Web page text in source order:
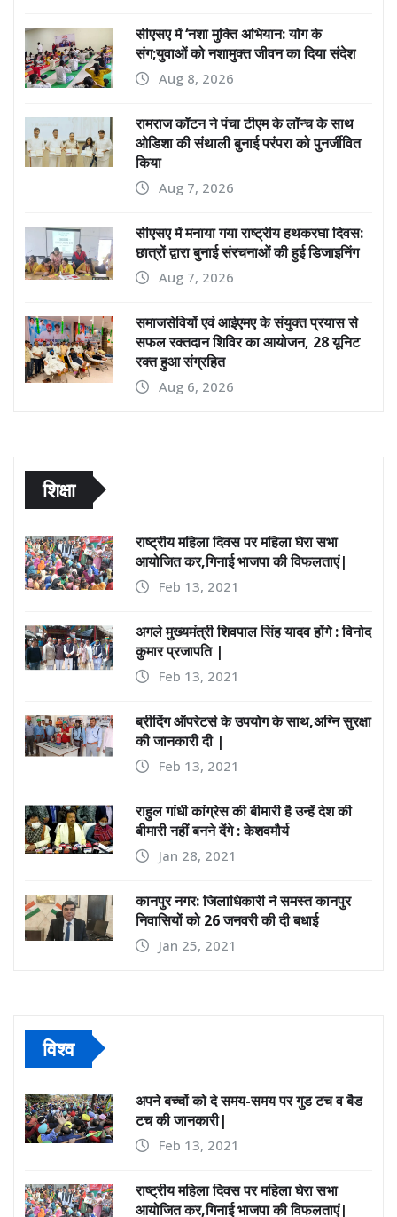
सीएसए में ‘नशा मुक्ति अभियान: योग के
संग;युवाओं को नशामुक्त जीवन का दिया संदेश
Aug 8, 2026
रामराज कॉटन ने पंचा टीएम के लॉन्च के साथ
ओडिशा की संथाली बुनाई परंपरा को पुनर्जीवित
किया
Aug 7, 2026
सीएसए में मनाया गया राष्ट्रीय हथकरघा दिवस:
छात्रों द्वारा बुनाई संरचनाओं की हुई डिजाइनिंग
Aug 7, 2026
समाजसेवियों एवं आईएमए के संयुक्त प्रयास से
सफल रक्तदान शिविर का आयोजन, 28 यूनिट
रक्त हुआ संग्रहित
Aug 6, 2026
शिक्षा
राष्ट्रीय महिला दिवस पर महिला घेरा सभा
आयोजित कर,गिनाई भाजपा की विफलताएं|
Feb 13, 2021
अगले मुख्यमंत्री शिवपाल सिंह यादव होंगे : विनोद
कुमार प्रजापति |
Feb 13, 2021
ब्रीदिंग ऑपरेटर्स के उपयोग के साथ,अग्नि सुरक्षा
की जानकारी दी |
Feb 13, 2021
राहुल गांधी कांग्रेस की बीमारी है उन्हें देश की
बीमारी नहीं बनने देंगे : केशवमौर्य
Jan 28, 2021
कानपुर नगर: जिलाधिकारी ने समस्त कानपुर
निवासियों को 26 जनवरी की दी बधाई
Jan 25, 2021
विश्व
अपने बच्चों को दे समय-समय पर गुड टच व बैड
टच की जानकारी|
Feb 13, 2021
राष्ट्रीय महिला दिवस पर महिला घेरा सभा
आयोजित कर,गिनाई भाजपा की विफलताएं|